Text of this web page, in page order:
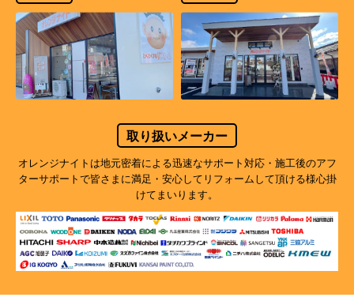
取り扱いメーカー
オレンジナイトは地元密着による迅速なサポート対応・施工後のアフ
ターサポートで皆さまに満足・安心してリフォームして頂ける様心掛
けてまいります。